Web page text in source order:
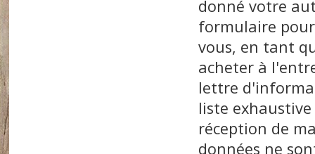
donné votre
formulaire
vous, en tant
acheter à
lettre
liste
réception de
données ne